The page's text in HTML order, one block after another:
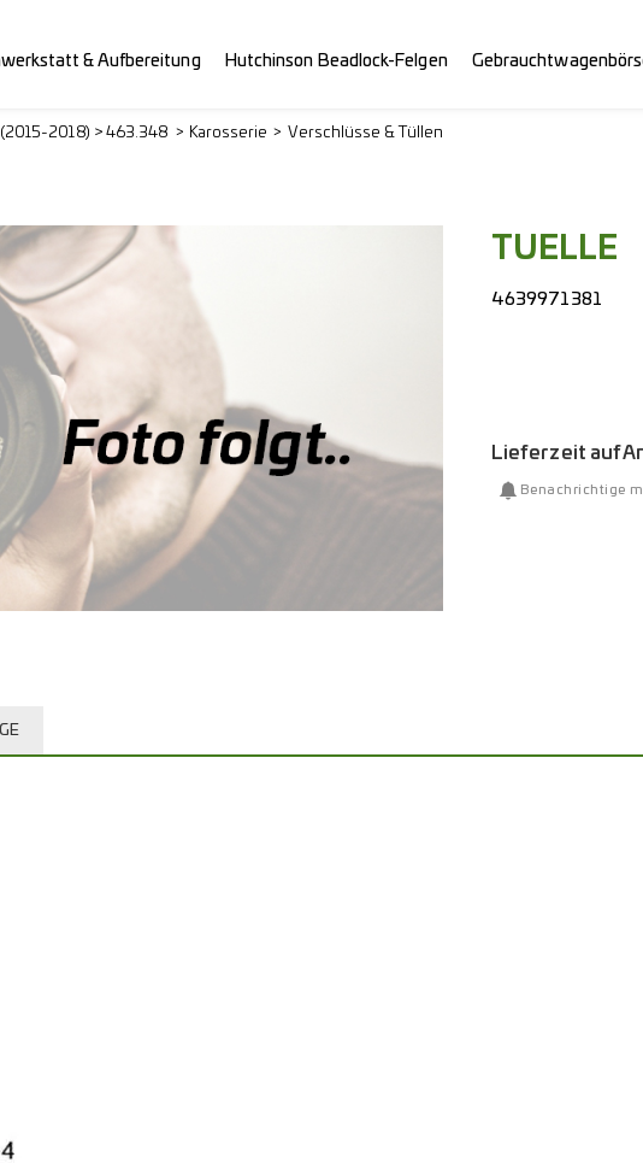
& Aufbereitung Hutchinson Beadlock-Felgen
2018) > 463.348 Karosserie Verschlüsse & Tüllen
TUELLE
4639971381
Lieferzeit auf
Benachrichtige